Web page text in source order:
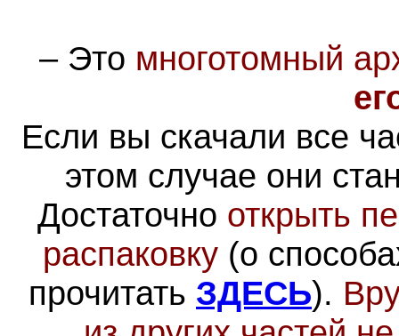
– Это многотомный
Если вы скачали все
этом случае они
Достаточно открыть
распаковку (о
прочитать ЗДЕСЬ).